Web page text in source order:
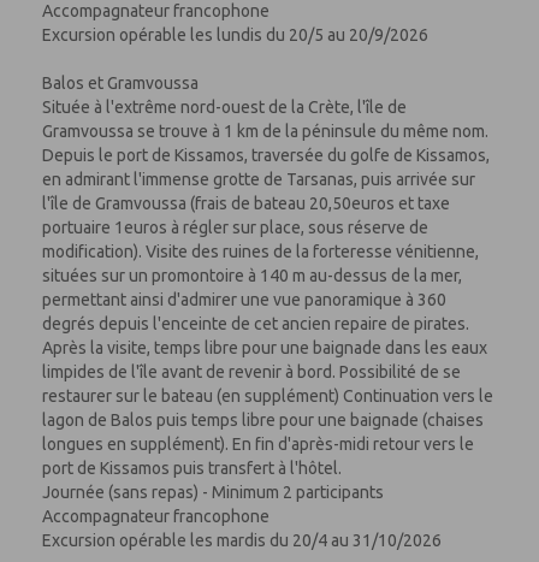
Accompagnateur francophone
Excursion opérable les lundis du 20/5 au 20/9/2026
Balos et Gramvoussa
Située à l'extrême nord-ouest de la Crète, l'île de
Gramvoussa se trouve à 1 km de la péninsule du même nom.
Depuis le port de Kissamos, traversée du golfe de Kissamos,
en admirant l'immense grotte de Tarsanas, puis arrivée sur
l'île de Gramvoussa (frais de bateau 20,50euros et taxe
portuaire 1euros à régler sur place, sous réserve de
modification). Visite des ruines de la forteresse vénitienne,
situées sur un promontoire à 140 m au-dessus de la mer,
permettant ainsi d'admirer une vue panoramique à 360
degrés depuis l'enceinte de cet ancien repaire de pirates.
Après la visite, temps libre pour une baignade dans les eaux
limpides de l'île avant de revenir à bord. Possibilité de se
restaurer sur le bateau (en supplément) Continuation vers le
lagon de Balos puis temps libre pour une baignade (chaises
longues en supplément). En fin d'après-midi retour vers le
port de Kissamos puis transfert à l'hôtel.
Journée (sans repas) - Minimum 2 participants
Accompagnateur francophone
Excursion opérable les mardis du 20/4 au 31/10/2026